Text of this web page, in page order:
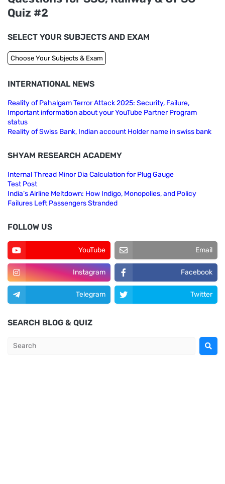
Quiz #2
SELECT YOUR SUBJECTS AND EXAM
INTERNATIONAL NEWS
Reality of Pahalgam Terror Attack 2025: Security, Failure,
Important information about your YouTube Partner Program
status
Reality of Swiss Bank, Indian account Holder name in swiss bank
SHYAM RESEARCH ACADEMY
Internal Thread Minor Dia Calculation for Plug Gauge
Test Post
India’s Airline Meltdown: How Indigo, Monopolies, and Policy
Failures Left Passengers Stranded
FOLLOW US
YouTube Email
Instagram Facebook
Telegram Twitter
SEARCH BLOG & QUIZ